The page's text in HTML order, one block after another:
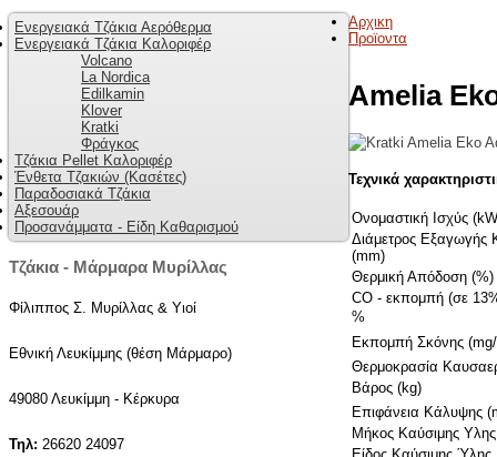
Ενεργειακά Τζάκια Αερόθερμα
Ενεργειακά Τζάκια Καλοριφέρ
Volcano
La Nordica
Edilkamin
Klover
Kratki
Φράγκος
Τζάκια Pellet Καλοριφέρ
Ένθετα Τζακιών (Κασέτες)
Παραδοσιακά Τζάκια
Αξεσουάρ
Προσανάμματα - Είδη Καθαρισμού
Τζάκια - Μάρμαρα Μυρίλλας
Φίλιππος Σ. Μυρίλλας & Υιοί
Εθνική Λευκίμμης (θέση Μάρμαρο)
49080 Λευκίμμη - Κέρκυρα
Τηλ: 26620 24097
Amelia
Τεχνικά
Ονομαστική Ισχύς
Διάμετρος Εξαγωγής
(mm)
Θερμική Απόδοση (%)
CO - εκπομπή (σε
%
Εκπομπή Σκόνης
Θερμοκρασία
Βάρος (kg)
Επιφάνεια Κάλυψης
Μήκος Καύσιμης
Αρχικη
Προϊοντα